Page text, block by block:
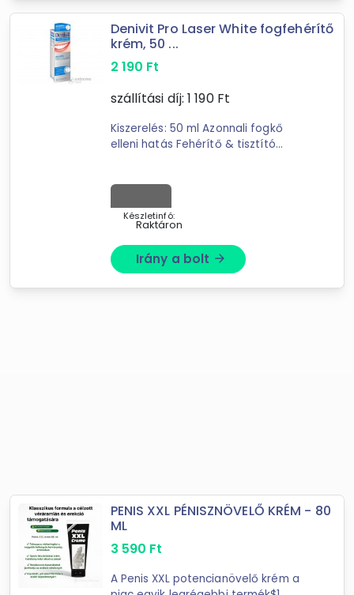
Potenciamarket
Oktogonpharma
ALBAKER
BabaTappancs bababolt és játékáruház
FLYLITE
SZÉPHAJSHOP
Alter Irodaszer Webáruház
Lantoska Játék Webáruház
Díszpárna.com Webáruház
Denivit Pro Laser White fogfehérítő
krém, 50 ...
2 190 Ft
szállítási díj: 1 190Ft
Kiszerelés: 50 ml Azonnali fogkő
elleni hatás Fehérítő & tisztító
Készletinfó:
Raktáron
Irány a bolt arrow_forward
PENIS XXL PÉNISZNÖVELŐ KRÉM - 80
ML
3 590 Ft
A Penis XXL potencianövelő krém a